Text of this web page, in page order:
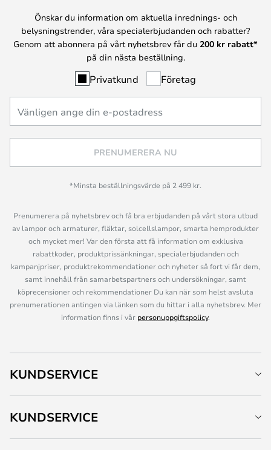
Önskar du information om aktuella inrednings- och
belysningstrender, våra specialerbjudanden och rabatter?
Genom att abonnera på vårt nyhetsbrev får du 200 kr rabatt*
på din nästa beställning.
Privatkund Företag
PRENUMERERA NU
*Minsta beställningsvärde på 2 499 kr.
Prenumerera på nyhetsbrev och få bra erbjudanden på vårt stora utbud
av lampor och armaturer, fläktar, solcellslampor, smarta hemprodukter
och mycket mer! Var den första att få information om exklusiva
rabattkoder, produktprissänkningar, specialerbjudanden och
kampanjpriser, produktrekommendationer och nyheter så fort vi får dem,
samt innehåll från samarbetspartners och undersökningar, samt
köprecensioner och rekommendationer Du kan när som helst avsluta
prenumerationen antingen via länken som du hittar i alla nyhetsbrev. Mer
information finns i vår personuppgiftspolicy.
KUNDSERVICE
KUNDSERVICE